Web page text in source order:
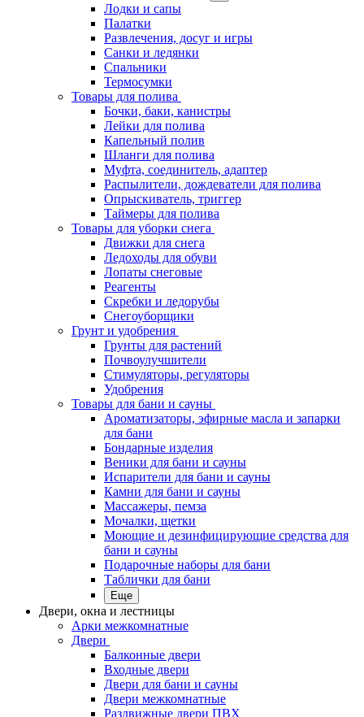
Лодки и сапы
Палатки
Развлечения, досуг и игры
Санки и ледянки
Спальники
Термосумки
Товары для полива
Бочки, баки, канистры
Лейки для полива
Капельный полив
Шланги для полива
Муфта, соединитель, адаптер
Распылители, дождеватели для полива
Опрыскиватель, триггер
Таймеры для полива
Товары для уборки снега
Движки для снега
Ледоходы для обуви
Лопаты снеговые
Реагенты
Скребки и ледорубы
Снегоуборщики
Грунт и удобрения
Грунты для растений
Почвоулучшители
Стимуляторы, регуляторы
Удобрения
Товары для бани и сауны
Ароматизаторы, эфирные масла и запарки
для бани
Бондарные изделия
Веники для бани и сауны
Испарители для бани и сауны
Камни для бани и сауны
Массажеры, пемза
Мочалки, щетки
Моющие и дезинфицирующие средства для
бани и сауны
Подарочные наборы для бани
Таблички для бани
Еще
Двери, окна и лестницы
Арки межкомнатные
Двери
Балконные двери
Входные двери
Двери для бани и сауны
Двери межкомнатные
Раздвижные двери ПВХ